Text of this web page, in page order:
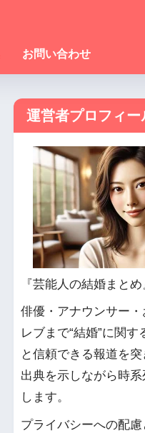
お問い合わせ
運営者プロフィー
『芸能人の結婚まと
俳優・アナウンサー
レブまで“結婚”に関
と信頼できる報道を突
出典を示しながら時
します。
プライバシーへの配